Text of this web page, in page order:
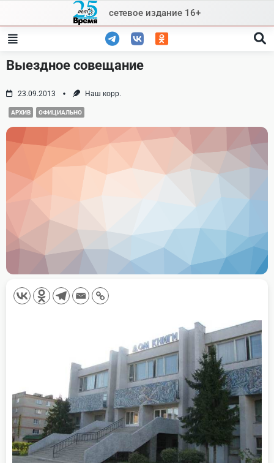
content
сетевое издание 16+
Выездное совещание
23.09.2013 Наш корр.
АРХИВ ОФИЦИАЛЬНО